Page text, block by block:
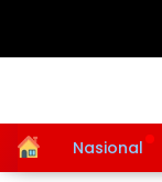
HomeNasional